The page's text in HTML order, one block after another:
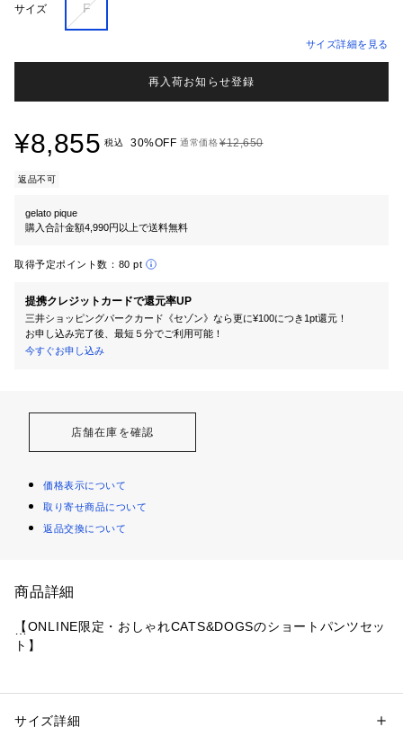
サイズ F
サイズ詳細を見る
再入荷お知らせ登録
¥8,855 税込 30%OFF 通常価格¥12,650
返品不可
gelato pique
購入合計金額4,990円以上で送料無料
取得予定ポイント数： 80 pt
提携クレジットカードで還元率UP
三井ショッピングパークカード《セゾン》なら更に¥100につき1pt還元！
お申し込み完了後、最短５分でご利用可能！
今すぐお申し込み
店舗在庫を確認
価格表示について
取り寄せ商品について
返品交換について
商品詳細
【ONLINE限定・おしゃれCATS&DOGSのショートパンツセッ
ト】
天竺を使用しています。
性別：レディース
サイズ詳細